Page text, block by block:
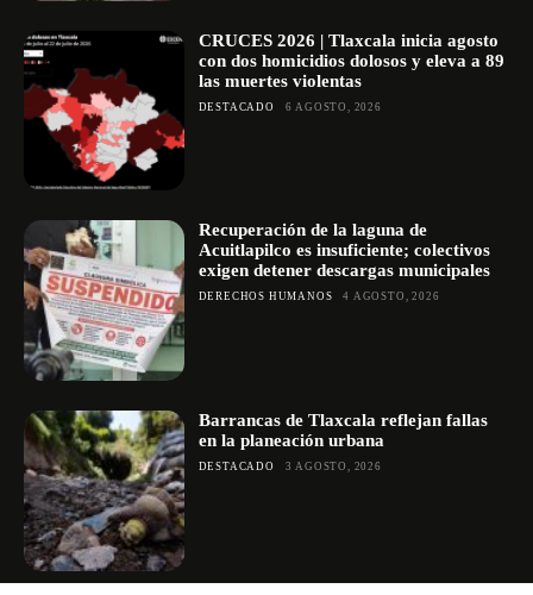
CRUCES 2026 | Tlaxcala inicia agosto
con dos homicidios dolosos y eleva a 89
las muertes violentas
DESTACADO 6 AGOSTO, 2026
Recuperación de la laguna de
Acuitlapilco es insuficiente; colectivos
exigen detener descargas municipales
DERECHOS HUMANOS 4 AGOSTO, 2026
Barrancas de Tlaxcala reflejan fallas
en la planeación urbana
DESTACADO 3 AGOSTO, 2026